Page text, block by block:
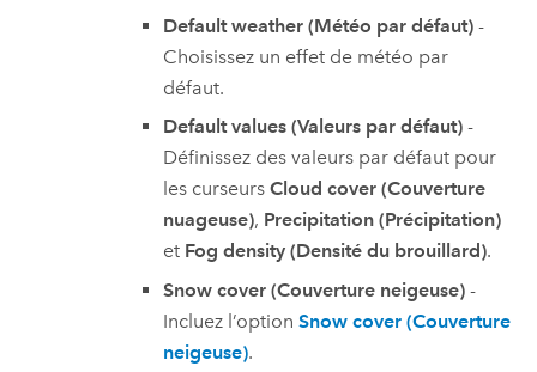
Default weather (Météo par défaut)-
Choisissez un effet de météo par
défaut.
Default values (Valeurs par défaut)-
Définissez des valeurs par défaut pour
les curseurs Cloud cover (Couverture
nuageuse), Precipitation (Précipitation)
et Fog density (Densité du brouillard).
Snow cover (Couverture neigeuse)-
Incluez l’option Snow cover (Couverture
neigeuse).